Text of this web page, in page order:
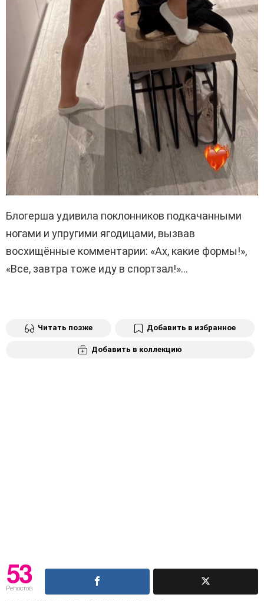
Блогерша удивила поклонников подкачанными
ногами и упругими ягодицами, вызвав
восхищённые комментарии: «Ах, какие формы!»,
«Все, завтра тоже иду в спортзал!»…
Читать позже Добавить в избранное
Добавить в коллекцию
53
Репостов